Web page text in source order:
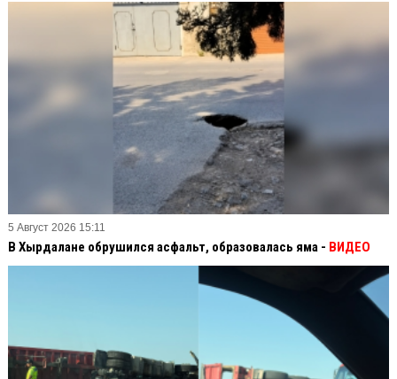
5 Август 2026 15:11
В Хырдалане обрушился асфальт, образовалась яма - ВИДЕО